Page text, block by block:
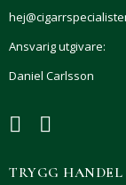
Ansvarig utgivare:
Daniel Carlsson
TRYGG HANDEL